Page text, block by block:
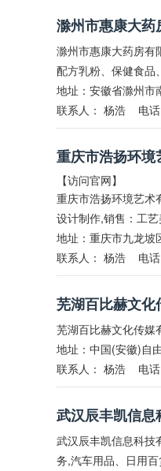
滁州市惠康大药
滁州市惠康大药房有
配方乳粉、保健食品
地址：安徽省滁州市
联系人： 杨浩 电话
重庆市浩扬环境
【访问官网】
重庆市浩扬环境艺术
设计制作,销售：工
地址：重庆市九龙坡
联系人： 杨浩 电话
芜湖百比赫文化
芜湖百比赫文化传媒
地址：中国(安徽)自
联系人： 杨浩 电话
武汉辰丰凯信息
武汉辰丰凯信息科技
务,汽车用品、日用